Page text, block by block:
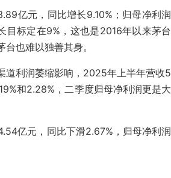
亿元，同比增长9.10%；归母净利润
标定在9%，这也是2016年以来茅台
也难以独善其身。
道利润萎缩影响，2025年上半年营收5
和2.28%，二季度归母净利润更是大
亿元，同比下滑2.67%，归母净利润